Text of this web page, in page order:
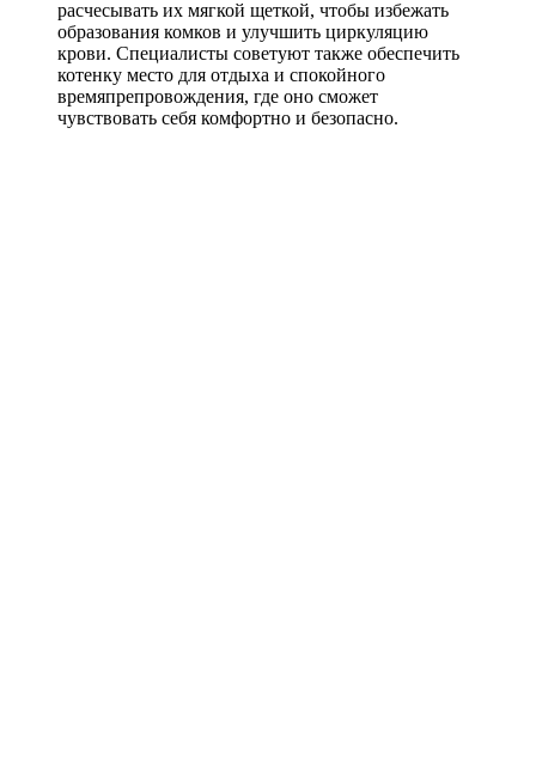
расчесывать их мягкой щеткой, чтобы избежать
образования комков и улучшить циркуляцию
крови. Специалисты советуют также обеспечить
котенку место для отдыха и спокойного
времяпрепровождения, где оно сможет
чувствовать себя комфортно и безопасно.